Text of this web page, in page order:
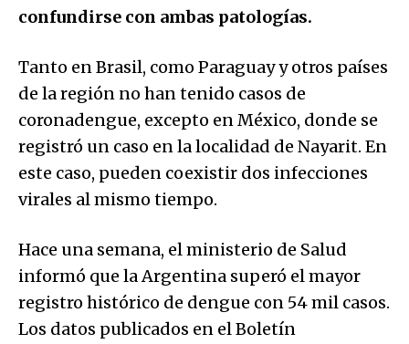
confundirse con ambas patologías.
Tanto en Brasil, como Paraguay y otros países
de la región no han tenido casos de
coronadengue, excepto en México, donde se
registró un caso en la localidad de Nayarit. En
este caso, pueden coexistir dos infecciones
virales al mismo tiempo.
Hace una semana, el ministerio de Salud
informó que la Argentina superó el mayor
registro histórico de dengue con 54 mil casos.
Los datos publicados en el Boletín